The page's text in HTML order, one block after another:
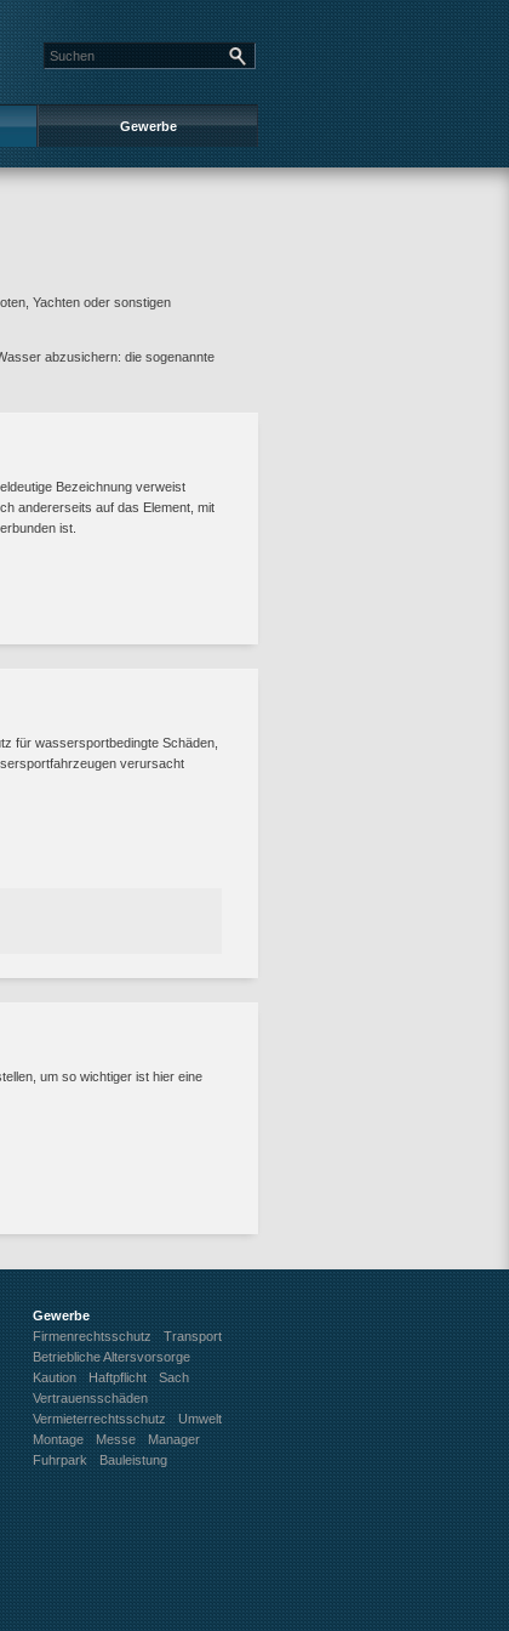
Gewerbe
Yachten oder sonstigen
abzusichern: die sogenannte
Bezeichnung verweist
andererseits auf das Element, mit
ist.
für wassersportbedingte Schäden,
verursacht
um so wichtiger ist hier eine
Gewerbe
Firmenrechtsschutz
Transport
Betriebliche Altersvorsorge
Kaution
Haftpflicht
Sach
Vertrauensschäden
Vermieterrechtsschutz
Umwelt
Montage
Messe
Manager
Fuhrpark
Bauleistung